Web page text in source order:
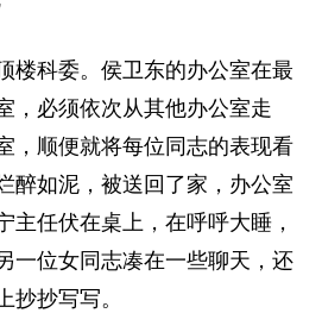
楼科委。侯卫东的办公室在最
，必须依次从其他办公室走
，顺便就将每位同志的表现看
醉如泥，被送回了家，办公室
主任伏在桌上，在呼呼大睡，
一位女同志凑在一些聊天，还
抄抄写写。